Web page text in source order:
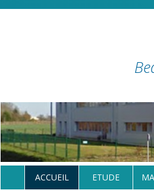
ACCUEIL ETUDE